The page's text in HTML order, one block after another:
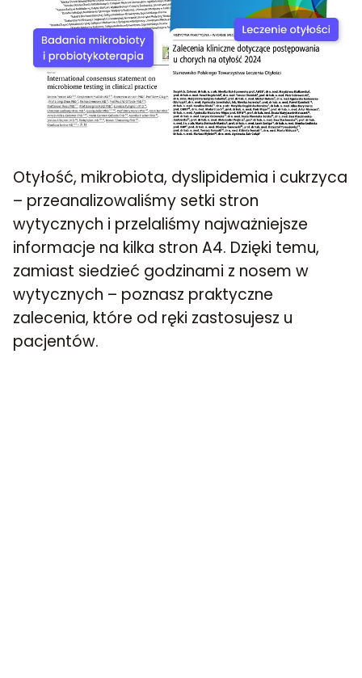
Otyłość, mikrobiota, dyslipidemia i cukrzyca
– przeanalizowaliśmy setki stron
wytycznych i przelaliśmy najważniejsze
informacje na kilka stron A4. Dzięki temu,
zamiast siedzieć godzinami z nosem w
wytycznych – poznasz praktyczne
zalecenia, które od ręki zastosujesz u
pacjentów.